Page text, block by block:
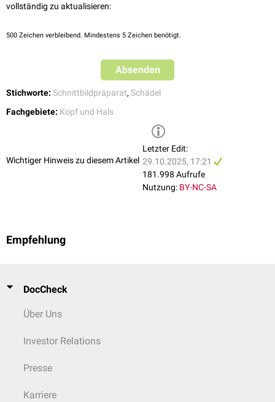
Sutura coronalis
Die Schädelkalotte besteht aus drei Schichten:
(Tabula interna)
Die Diploe wird von zahlreichen Diploevenen
intra- als auch mitextrakraniellen
vollständig zu aktualisieren:
500 Zeichen verbleibend. Mindestens 5 Zeichen benötigt.
Absenden
Stichworte: Schnittbildpräparat, Schädel
Fachgebiete: Kopf und Hals
Wichtiger Hinweis zu diesem Artikel
Letzter Edit:
29.10.2025, 17:21
181.998 Aufrufe
Nutzung: BY-NC-SA
Empfehlung
DocCheck
Über Uns
Investor Relations
Presse
Karriere